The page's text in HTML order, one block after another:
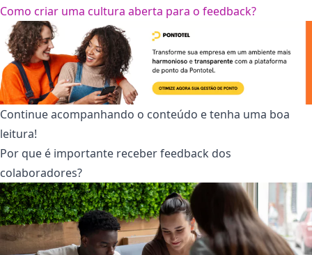
Como criar uma cultura aberta para o feedback?
Continue acompanhando o conteúdo e tenha uma boa
leitura!
Por que é importante receber feedback dos
colaboradores?